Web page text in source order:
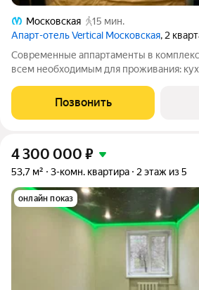
Московская
15 мин.
Апарт-отель Vertical Московская, 2
Современные аппартаменты в
всем необходимым для проживания:
печь, холодильник, чайник. Новая
индивидуальный металлический
Позвонить
4 300 000 ₽
53,7 м² 3-комн. квартира 2 этаж из 5
онлайн показ